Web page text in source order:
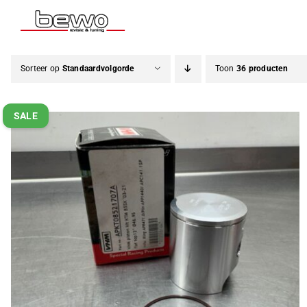
naar
Sorteer op Standaardvolgorde Toon 36 producten
SALE